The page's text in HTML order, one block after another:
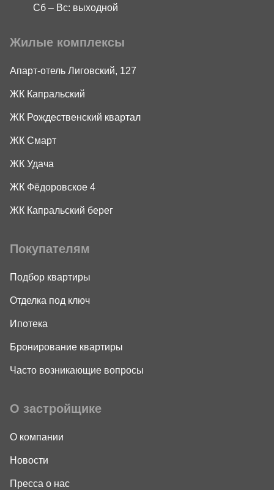
Сб – Вс: выходной
Жилые комплексы
Апарт-отель Лиговский, 127
ЖК Капральский
ЖК Рождественский квартал
ЖК Смарт
ЖК Удача
ЖК Фёдоровское 4
ЖК Капральский берег
Покупателям
Подбор квартиры
Отделка под ключ
Ипотека
Бронирование квартиры
Часто возникающие вопросы
О застройщике
О компании
Новости
Пресса о нас